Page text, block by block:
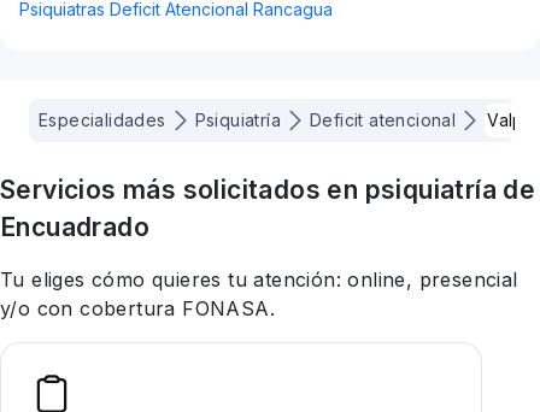
Psiquiatras Deficit Atencional Rancagua
Especialidades Psiquiatría Deficit atencional
Servicios más solicitados en psiquiatría de
Encuadrado
Tu eliges cómo quieres tu atención: online, presencial
y/o con cobertura FONASA.